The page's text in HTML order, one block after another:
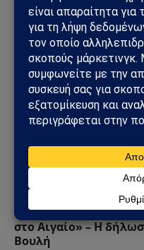
ΠΟΛΙΤΙΚΉ
Κυριάκος
στο Αιγαίο» – Η
Βουλή